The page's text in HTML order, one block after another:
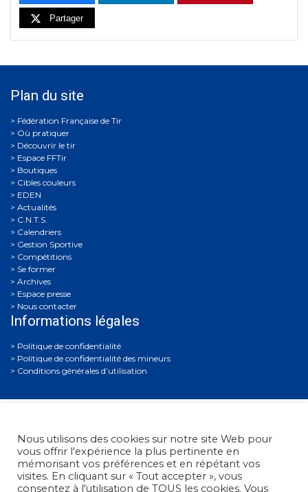
Partager
Plan du site
Où pratiquer
Découvrir le tir
Espace FFTir
Boutiques
Cibles couleurs
EDEN
Actualités
C.N.T.S.
Calendriers
Gestion Sportive
Compétitions
Se former
Archives
Espace presse
Nous contacter
Informations légales
Politique de confidentialité
Politique de confidentialité des mineurs
Conditions générales d’utilisation
Fédération Française de Tir• 38, rue Brunel - 75017 Paris
Nous utilisons des cookies sur notre site Web pour
vous offrir l'expérience la plus pertinente en
mémorisant vos préférences et en répétant vos
visites. En cliquant sur « Tout accepter », vous
consentez à l'utilisation de TOUS les cookies. Vous